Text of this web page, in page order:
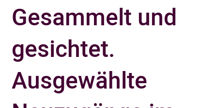
Gesammelt und
gesichtet.
Ausgewählte